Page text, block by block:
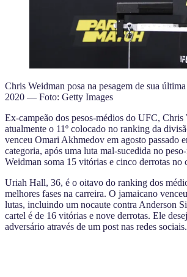
Chris Weidman posa na pesagem de sua
2020 — Foto: Getty Images
Ex-campeão dos pesos-médios do UFC, Chris
atualmente o 11º colocado no ranking da
venceu Omari Akhmedov em agosto passado
categoria, após uma luta mal-sucedida no
Weidman soma 15 vitórias e cinco derrotas no
Uriah Hall, 36, é o oitavo do ranking dos
melhores fases na carreira. O jamaicano
lutas, incluindo um nocaute contra Anderson
cartel é de 16 vitórias e nove derrotas. Ele
adversário através de um post nas redes sociais.